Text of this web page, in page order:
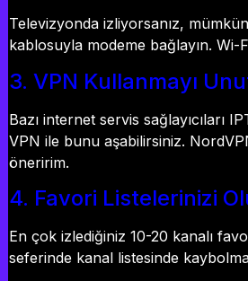
Televizyonda izliyorsanız,
kablosuyla modeme bağlayın. Wi-
3. VPN Kullanmayı
Bazı internet servis sağlayıcıları
VPN ile bunu aşabilirsiniz.
öneririm.
4. Favori Listelerinizi
En çok izlediğiniz 10-20 kanalı
seferinde kanal listesinde